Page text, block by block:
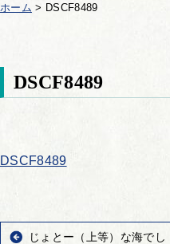
ホーム > DSCF8489
DSCF8489
DSCF8489
じょとー（上等）な海でし